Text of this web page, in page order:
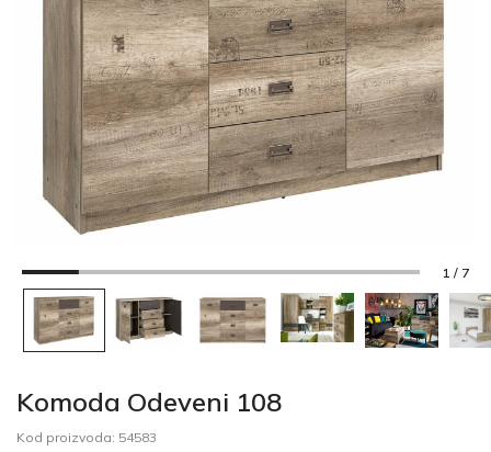
Besplatan povrat unutar 365 dana
01 8000 383
4.8
1 / 7
Komoda Odeveni 108
Kod proizvoda: 54583